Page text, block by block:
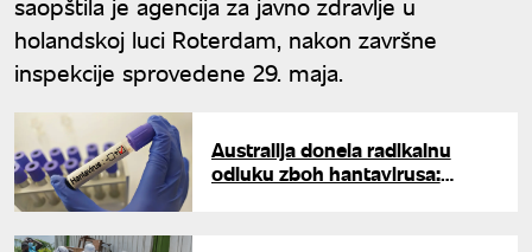
holandskoj luci Roterdam, nakon završne
inspekcije sprovedene 29. maja.
Australija donela radikalnu
odluku zboh hantavirusa: